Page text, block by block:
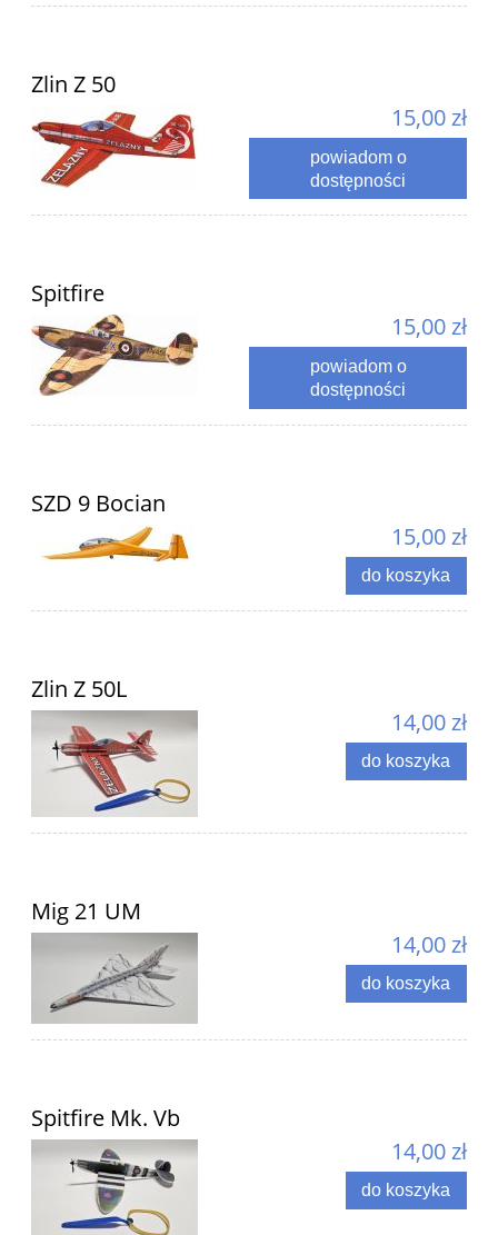
Zlin Z 50
15,00 zł
powiadom o
dostępności
Spitfire
15,00 zł
powiadom o
dostępności
SZD 9 Bocian
15,00 zł
do koszyka
Zlin Z 50L
14,00 zł
do koszyka
Mig 21 UM
14,00 zł
do koszyka
Spitfire Mk. Vb
14,00 zł
do koszyka